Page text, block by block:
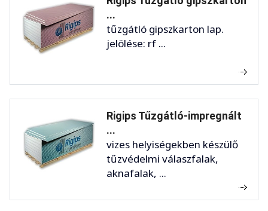
...
tűzgátló gipszkarton lap.
jelölése: rf ...
Rigips Tűzgátló-impregnált
...
vizes helyiségekben készülő
tűzvédelmi válaszfalak,
aknafalak, ...